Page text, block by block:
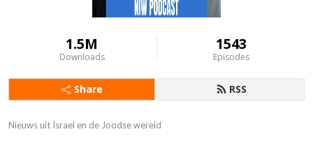
1.5M
Downloads
1543
Episodes
Share RSS
Nieuws uit Israel en de Joodse wereld